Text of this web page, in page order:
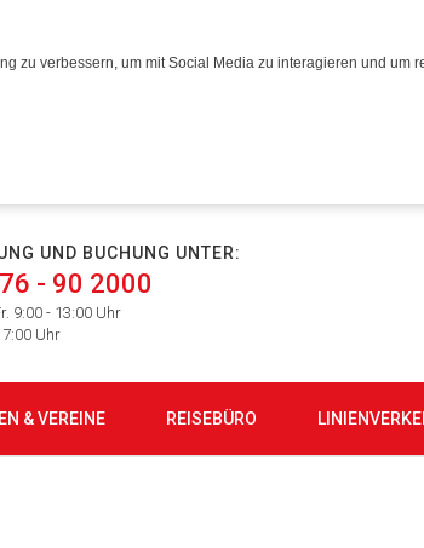
zu verbessern, um mit Social Media zu interagieren und
UND BUCHUNG UNTER:
- 90 2000
9:00 - 13:00 Uhr
Uhr
& VEREINE REISEBÜRO